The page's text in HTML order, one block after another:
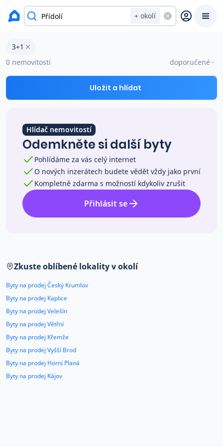
+ okolí
Prodat
Prodej s Reas.cz
Ceny prodaných nemovitostí
Okamžitý výkup
Přehled realitních makléřů
O nás
Kariéra
Kontakt
okres Český Krumlov
Byty 3+1 na prodej Přídolí
3+1
0 nemovitostí
doporučené
Uložit a hlídat
Hlídač nemovitostí
Odemkněte si další byty
Pohlídáme za vás celý internet
O nových inzerátech budete vědět vždy jako první
Kompletně zdarma s možností kdykoliv zrušit
Přihlásit se
Zkuste oblíbené lokality v okolí
Byty na prodej Český Krumlov
Byty na prodej Kaplice
Byty na prodej Velešín
Byty na prodej Větřní
Byty na prodej Křemže
Byty na prodej Vyšší Brod
Byty na prodej Horní Planá
Byty na prodej Kájov